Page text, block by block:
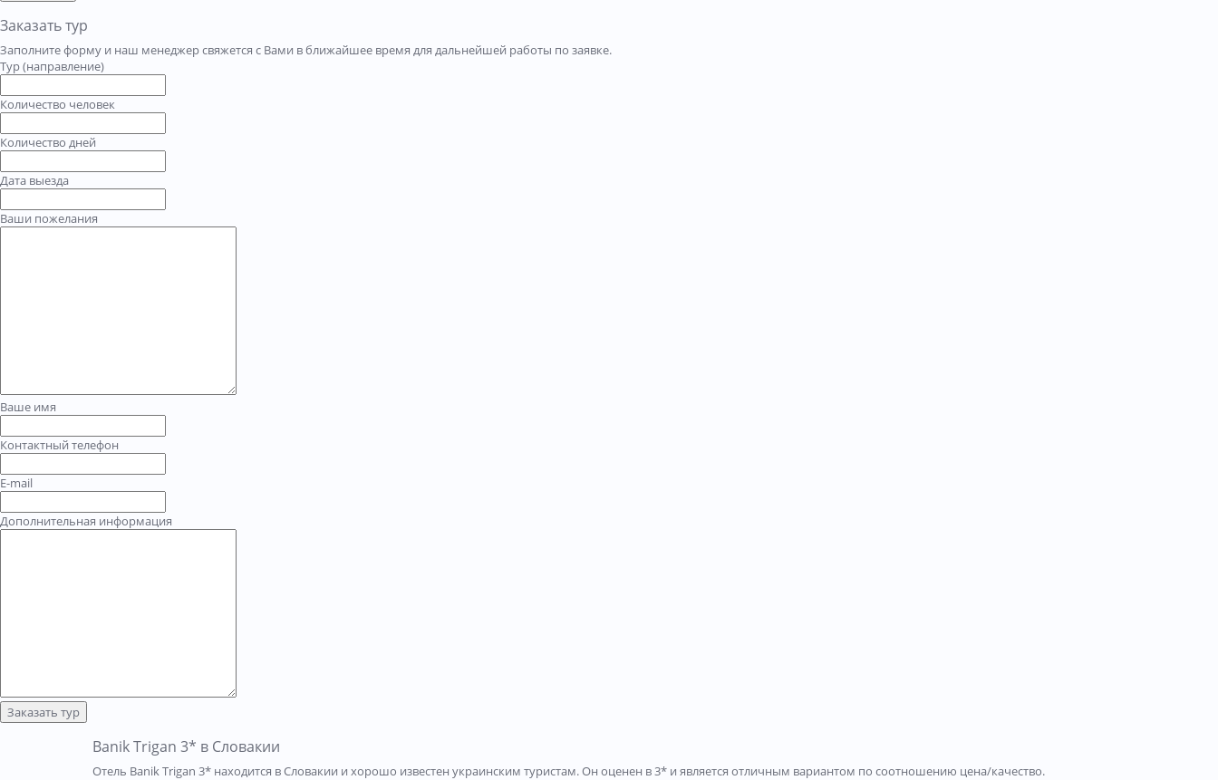
Заказать тур
Заполните форму и наш менеджер свяжется с Вами в ближайшее время для дальнейшей работы по заявке.
Тур (направление)
Количество человек
Количество дней
Дата выезда
Ваши пожелания
Ваше имя
Контактный телефон
E-mail
Дополнительная информация
Заказать тур
Banik Trigan 3* в Словакии
Отель Banik Trigan 3* находится в Словакии и хорошо известен украинским туристам. Он оценен в 3* и является отличным вариантом по соотношению цена/качество.